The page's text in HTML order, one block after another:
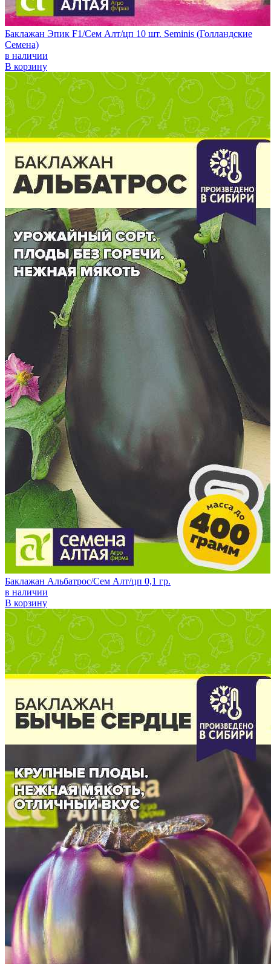
Баклажан Эпик F1/Сем Алт/цп 10 шт. Seminis (Голландские
Семена)
в наличии
В корзину
Баклажан Альбатрос/Сем Алт/цп 0,1 гр.
в наличии
В корзину